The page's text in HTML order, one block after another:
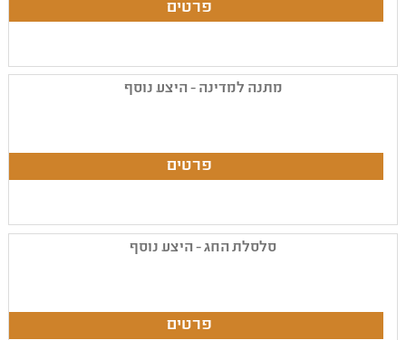
מתנה למדינה - היצע נוסף
סלסלת החג - היצע נוסף